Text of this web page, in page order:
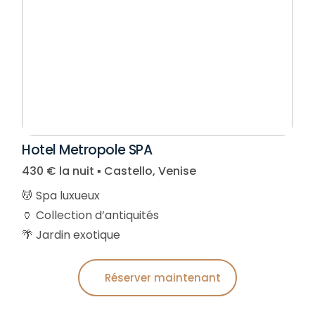
Hotel Metropole SPA
430 € la nuit ▪︎ Castello, Venise
💆 Spa luxueux
🏺 Collection d’antiquités
🌴 Jardin exotique
Réserver maintenant